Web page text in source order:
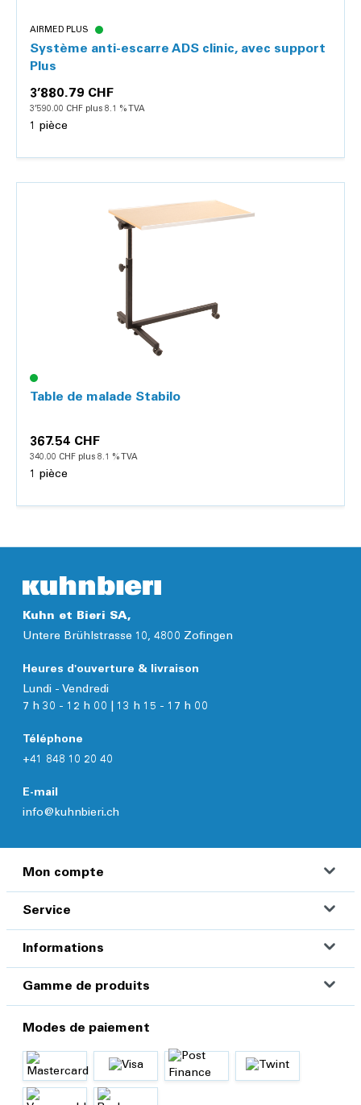
AIRMED PLUS
Système anti-escarre ADS clinic, avec support
Plus
3’880.79 CHF
3’590.00 CHF plus 8.1 % TVA
1 pièce
Table de malade Stabilo
367.54 CHF
340.00 CHF plus 8.1 % TVA
1 pièce
Kuhn et Bieri SA,
Untere Brühlstrasse 10, 4800 Zofingen
Heures d'ouverture & livraison
Lundi - Vendredi
7 h 30 - 12 h 00 | 13 h 15 - 17 h 00
Téléphone
+41 848 10 20 40
E-mail
info@kuhnbieri.ch
Mon compte
Service
Informations
Gamme de produits
Modes de paiement